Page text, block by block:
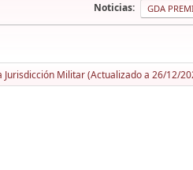
Noticias: GDA
Jurisdicción Militar (Actualizado a 26/12/